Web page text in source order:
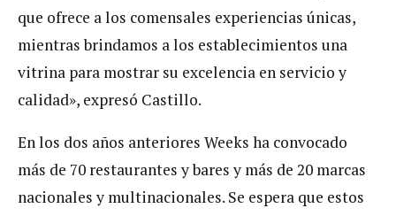
que ofrece a los comensales experiencias únicas,
mientras brindamos a los establecimientos una
vitrina para mostrar su excelencia en servicio y
calidad», expresó Castillo.
En los dos años anteriores Weeks ha convocado
más de 70 restaurantes y bares y más de 20 marcas
nacionales y multinacionales. Se espera que estos